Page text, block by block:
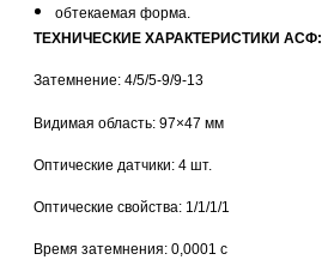
обтекаемая форма.
ТЕХНИЧЕСКИЕ ХАРАКТЕРИСТИКИ АСФ:
Затемнение: 4/5/5-9/9-13
Видимая область: 97×47 мм
Оптические датчики: 4 шт.
Оптические свойства: 1/1/1/1
Время затемнения: 0,0001 с